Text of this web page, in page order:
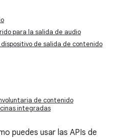
para la salida de audio
de salida de contenido
de contenido
integradas
puedes usar las APIs de